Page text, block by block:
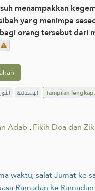
menampakkan
yang menimpa
orang tersebut dari
الإسبانية Tampilan
Adab .Fikih Doa dan
waktu, salat Jumat ke
Ramadan ke